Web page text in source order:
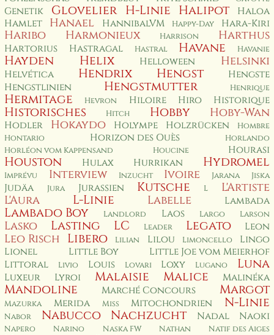
Genetik Glovelier H-Linie Halipot
Haloa
Hamlet
Hanael HannibalVM Happy-Day Hara-Kiri
Haribo Harmonieux Harrison Harthus
Hartorius Hastragal Hastral Havane Havanie
Hayden Helix Helloween Helsinki
Helvética Hendrix Hengst
Hengste
Hengstlinien
Hengstmutter Henrique
Hermitage Hevron Hiloire Hiro Historique
Historisches Hitch Hobby Hoby-Wan
Hodler Hokaydo Holympe Holzrücken
Hombre
Hontario
Horizon des Ouès
Horlando
Horléon vom Kappensand
Houcine Hourasi
Houston Hulax Hurrikan Hydromel
Imprévu Interview Inzucht Ivoire Jarana Jiska
Judäa Jura Jurassien Kutsche L
L'Artiste
L'Aura
L-Linie Labelle Lambada
Lambado Boy Landlord Laos Largo Larson
Lasko Lasting LC Leader Legato Leon
Leo Risch Libero Lilian Lilou Limoncello
Lingo
Lionel
Little Boy
Little Joe vom Meierhof
Littoral
Livio Louis Lovari Loxy Lugano Luna
Luxeur Lyroi Malaisie Malice Malinéka
Mandoline Marché Concours Margot
Mazurka Merida Miss Mitochondrien N-Linie
Nabor Nabucco Nachzucht Nadal Naoki
Napero Narino Naska FW Nathan Natif des Aiges